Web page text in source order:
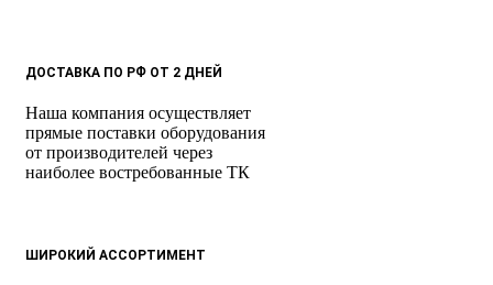
ДОСТАВКА ПО РФ ОТ 2 ДНЕЙ
Наша компания осуществляет
прямые поставки оборудования
от производителей через
наиболее востребованные ТК
ШИРОКИЙ АССОРТИМЕНТ